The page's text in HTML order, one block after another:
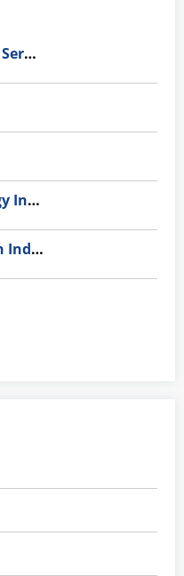
PT Reska Multi Usaha (KAI Services)
PT Chinli plastic Technology Indonesia
Lowongan Kerja PT Nippon Indosari Corpindo Tbk. Bulan Agustus 2026